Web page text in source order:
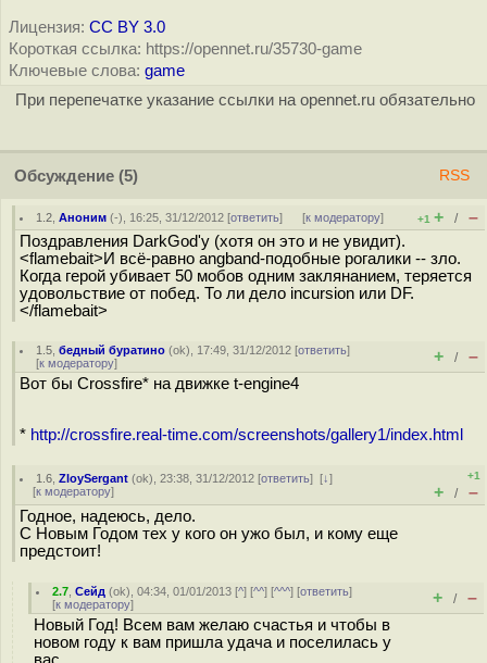
Лицензия: CC BY 3.0
Короткая ссылка: https://opennet.ru/35730-game
Ключевые слова: game
При перепечатке указание ссылки на opennet.ru обязательно
Обсуждение (5) RSS
1.2 ,Аноним (-), 16:25, 31/12/2012 [ответить] [к модератору] +1 + / –
Поздравления DarkGod'у (хотя он это и не увидит).
<flamebait>И всё-равно angband-подобные рогалики -- зло.
Когда герой убивает 50 мобов одним заклянанием, теряется
удовольствие от побед. То ли дело incursion или DF.
</flamebait>
1.5 ,бедный буратино (ok), 17:49, 31/12/2012 [ответить]
[к модератору] + / –
Вот бы Crossfire* на движке t-engine4
* http://crossfire.real-time.com/screenshots/gallery1/index.html
1.6 ,ZloySergant (ok), 23:38, 31/12/2012 [ответить][↓]
[к модератору]
+1
+ / –
Годное, надеюсь, дело.
С Новым Годом тех у кого он ужо был, и кому еще
предстоит!
2.7 ,Сейд (ok), 04:34, 01/01/2013 [^] [^^] [^^^] [ответить]
[к модератору] + / –
Новый Год! Всем вам желаю счастья и чтобы в
новом году к вам пришла удача и поселилась у